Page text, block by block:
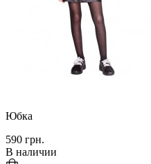
Юбка
590 грн.
В наличии